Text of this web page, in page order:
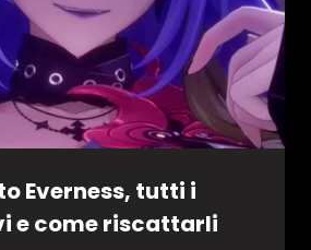
Everness, tutti i
e come riscattarli